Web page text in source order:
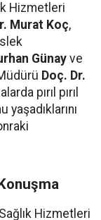
Hizmetleri
Murat Koç,
Günayve
Doç. Dr.
pırıl pırıl
Hizmetleri